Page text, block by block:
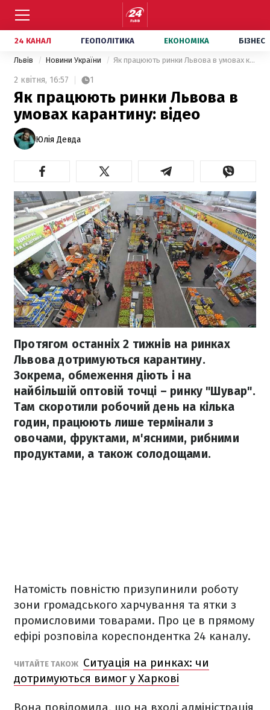
24 КАНАЛ ГЕОПОЛІТИКА ЕКОНОМІКА БІЗНЕС
Львів Новини України Як працюють ринки Львова в умовах карантину: відео
2 квітня, 16:57 1
Як працюють ринки Львова в
умовах карантину: відео
Юлія Девда
Протягом останніх 2 тижнів на ринках
Львова дотримуються карантину.
Зокрема, обмеження діють і на
найбільшій оптовій точці – ринку "Шувар".
Там скоротили робочий день на кілька
годин, працюють лише термінали з
овочами, фруктами, м'ясними, рибними
продуктами, а також солодощами.
Натомість повністю призупинили роботу
зони громадського харчування та ятки з
промисловими товарами. Про це в прямому
ефірі розповіла кореспондентка 24 каналу.
ЧИТАЙТЕ ТАКОЖ Ситуація на ринках: чи
дотримуються вимог у Харкові